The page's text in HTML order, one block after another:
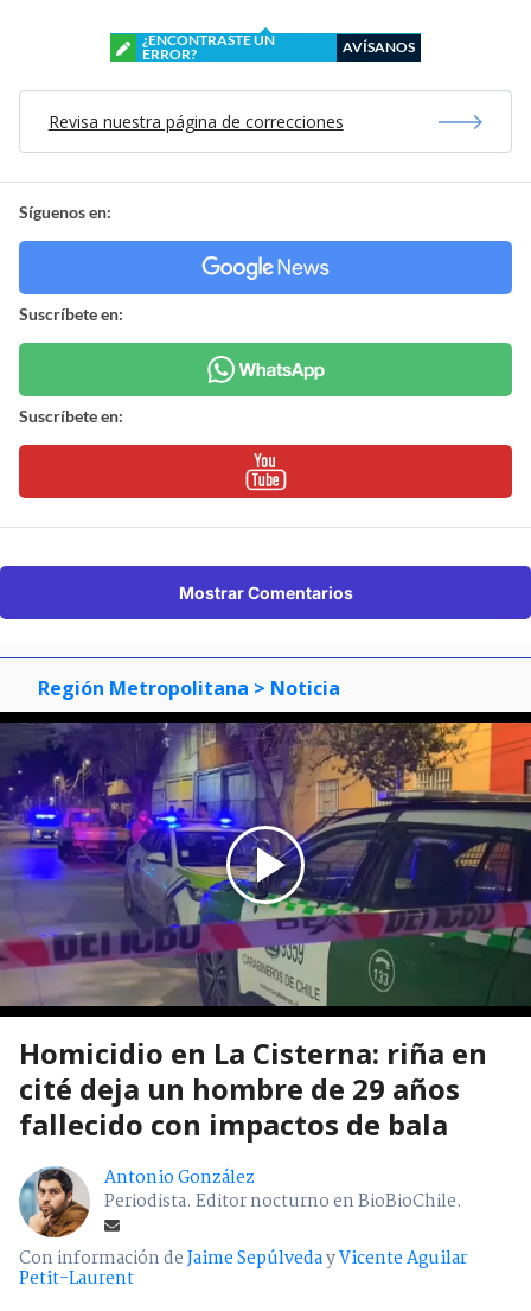
¿ENCONTRASTE UN
ERROR?
AVÍSANOS
Revisa nuestra página de correcciones
Síguenos en:
Suscríbete en:
Suscríbete en:
Mostrar Comentarios
Región Metropolitana > Noticia
Homicidio en La Cisterna: riña en
cité deja un hombre de 29 años
fallecido con impactos de bala
Antonio González
Periodista. Editor nocturno en BioBioChile.
Con información deJaime SepúlvedayVicente Aguilar
Petit-Laurent